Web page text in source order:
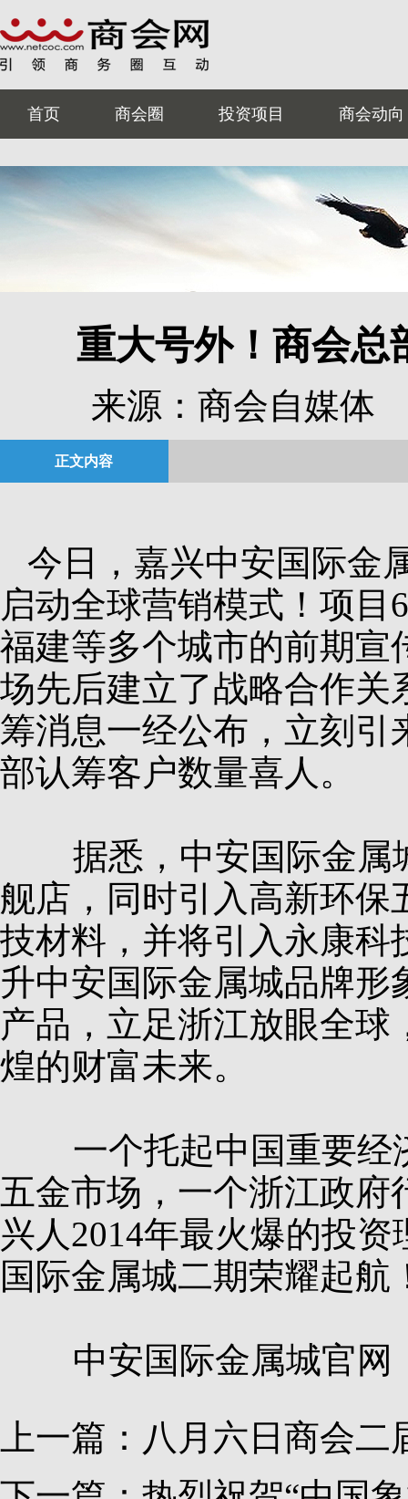
首页 商会圈 投资项目 商会动向
重大号外！商会总
来源：商会自媒体
正文内容
今日，嘉兴中安国际金
启动全球营销模式！项
福建等多个城市的前期宣
场先后建立了战略合作关
筹消息一经公布，立刻引
部认筹客户数量喜人。
据悉，中安国际金属
舰店，同时引入高新环保
技材料，并将引入永康科
升中安国际金属城品牌
产品，立足浙江放眼全
煌的财富未来。
一个托起中国重要经
五金市场，一个浙江政
兴人2014年最火爆的投
国际金属城二期荣耀起航
中安国际金属城官网
上一篇： 八月六日商会二